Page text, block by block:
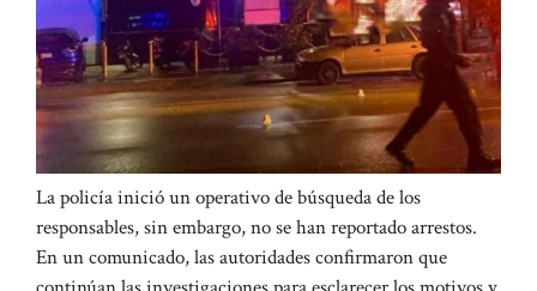
La policía inició un operativo de búsqueda de los
responsables, sin embargo, no se han reportado arrestos.
En un comunicado, las autoridades confirmaron que